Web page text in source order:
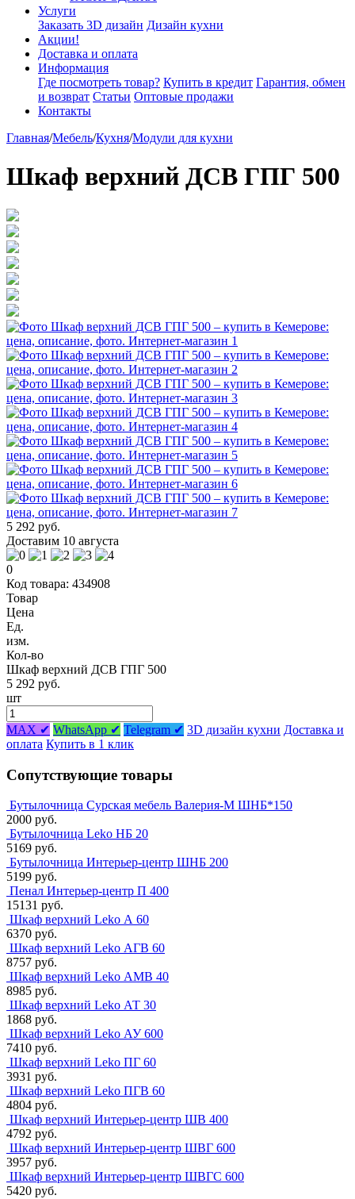
Услуги
Заказать 3D дизайн Дизайн кухни
Акции!
Доставка и оплата
Информация
Где посмотреть товар? Купить в кредит Гарантия, обмен
и возврат Статьи Оптовые продажи
Контакты
Главная/Мебель/Кухня/Модули для кухни
Шкаф верхний ДСВ ГПГ 500
5 292 руб.
Доставим 10 августа
0
Код товара: 434908
Товар
Цена
Ед.
изм.
Кол-во
Шкаф верхний ДСВ ГПГ 500
5 292 руб.
шт
MAX ✔ WhatsApp ✔ Telegram ✔ 3D дизайн кухни Доставка и
оплата Купить в 1 клик
Сопутствующие товары
Бутылочница Сурская мебель Валерия-М ШНБ*150
2000 руб.
Бутылочница Leko НБ 20
5169 руб.
Бутылочница Интерьер-центр ШНБ 200
5199 руб.
Пенал Интерьер-центр П 400
15131 руб.
Шкаф верхний Leko А 60
6370 руб.
Шкаф верхний Leko АГВ 60
8757 руб.
Шкаф верхний Leko АМВ 40
8985 руб.
Шкаф верхний Leko АТ 30
1868 руб.
Шкаф верхний Leko АУ 600
7410 руб.
Шкаф верхний Leko ПГ 60
3931 руб.
Шкаф верхний Leko ПГВ 60
4804 руб.
Шкаф верхний Интерьер-центр ШВ 400
4792 руб.
Шкаф верхний Интерьер-центр ШВГ 600
3957 руб.
Шкаф верхний Интерьер-центр ШВГС 600
5420 руб.